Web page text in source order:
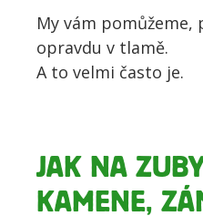
My vám
opravdu v tlamě.
A to velmi často je.
JAK NA
KAMENE,